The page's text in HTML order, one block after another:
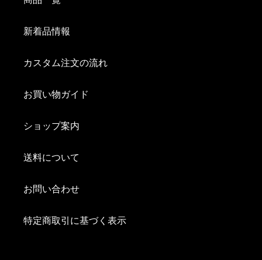
新着品情報
カスタム注文の流れ
お買い物ガイド
ショップ案内
送料について
お問い合わせ
特定商取引に基づく表示